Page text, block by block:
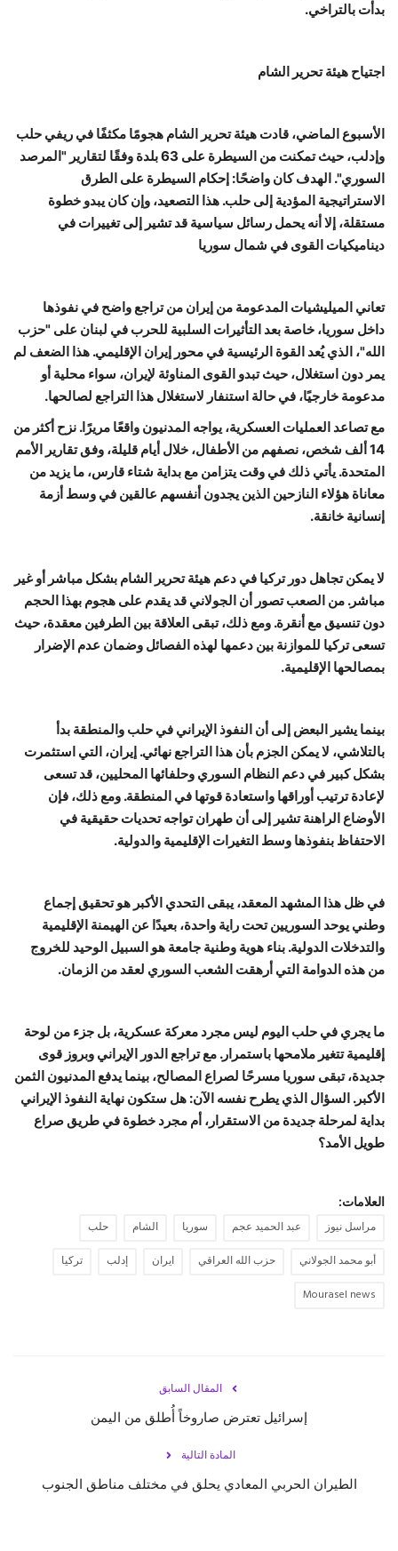
بدأت بالتراخي.
اجتياح هيئة تحرير الشام
الأسبوع الماضي، قادت هيئة تحرير الشام هجومًا مكثفًا في ريفي حلب
وإدلب، حيث تمكنت من السيطرة على 63 بلدة وفقًا لتقارير "المرصد
السوري". الهدف كان واضحًا: إحكام السيطرة على الطرق
الاستراتيجية المؤدية إلى حلب. هذا التصعيد، وإن كان يبدو خطوة
مستقلة، إلا أنه يحمل رسائل سياسية قد تشير إلى تغييرات في
ديناميكيات القوى في شمال سوريا
تعاني الميليشيات المدعومة من إيران من تراجع واضح في نفوذها
داخل سوريا، خاصة بعد التأثيرات السلبية للحرب في لبنان على "حزب
الله"، الذي يُعد القوة الرئيسية في محور إيران الإقليمي. هذا الضعف لم
يمر دون استغلال، حيث تبدو القوى المناوئة لإيران، سواء محلية أو
مدعومة خارجيًا، في حالة استنفار لاستغلال هذا التراجع لصالحها.
مع تصاعد العمليات العسكرية، يواجه المدنيون واقعًا مريرًا. نزح أكثر من
14 ألف شخص، نصفهم من الأطفال، خلال أيام قليلة، وفق تقارير الأمم
المتحدة. يأتي ذلك في وقت يتزامن مع بداية شتاء قارس، ما يزيد من
معاناة هؤلاء النازحين الذين يجدون أنفسهم عالقين في وسط أزمة
إنسانية خانقة.
لا يمكن تجاهل دور تركيا في دعم هيئة تحرير الشام بشكل مباشر أو غير
مباشر. من الصعب تصور أن الجولاني قد يقدم على هجوم بهذا الحجم
دون تنسيق مع أنقرة. ومع ذلك، تبقى العلاقة بين الطرفين معقدة، حيث
تسعى تركيا للموازنة بين دعمها لهذه الفصائل وضمان عدم الإضرار
بمصالحها الإقليمية.
بينما يشير البعض إلى أن النفوذ الإيراني في حلب والمنطقة بدأ
بالتلاشي، لا يمكن الجزم بأن هذا التراجع نهائي. إيران، التي استثمرت
بشكل كبير في دعم النظام السوري وحلفائها المحليين، قد تسعى
لإعادة ترتيب أوراقها واستعادة قوتها في المنطقة. ومع ذلك، فإن
الأوضاع الراهنة تشير إلى أن طهران تواجه تحديات حقيقية في
الاحتفاظ بنفوذها وسط التغيرات الإقليمية والدولية.
في ظل هذا المشهد المعقد، يبقى التحدي الأكبر هو تحقيق إجماع
وطني يوحد السوريين تحت راية واحدة، بعيدًا عن الهيمنة الإقليمية
والتدخلات الدولية. بناء هوية وطنية جامعة هو السبيل الوحيد للخروج
من هذه الدوامة التي أرهقت الشعب السوري لعقد من الزمان.
ما يجري في حلب اليوم ليس مجرد معركة عسكرية، بل جزء من لوحة
إقليمية تتغير ملامحها باستمرار. مع تراجع الدور الإيراني وبروز قوى
جديدة، تبقى سوريا مسرحًا لصراع المصالح، بينما يدفع المدنيون الثمن
الأكبر. السؤال الذي يطرح نفسه الآن: هل ستكون نهاية النفوذ الإيراني
بداية لمرحلة جديدة من الاستقرار، أم مجرد خطوة في طريق صراع
طويل الأمد؟
العلامات:
مراسل نيوز عبد الحميد عجم سوريا الشام
حلب
أبو محمد الجولاني
حزب الله العراقي ايران إدلب
تركيا
Mourasel news
المقال السابق
إسرائيل تعترض صاروخاً أُطلق من اليمن
المادة التالية
الطيران الحربي المعادي يحلق في مختلف مناطق الجنوب